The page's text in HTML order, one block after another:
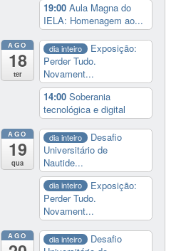
19:00Aula Magna do
IELA: Homenagem ao...
AGO
18
ter
dia inteiro
Exposição:
Perder Tudo.
Novament...
14:00Soberania
tecnológica e digital
AGO
19
qua
dia inteiro
Desafio
Universitário de
Nautide...
dia inteiro
Exposição:
Perder Tudo.
Novament...
AGO dia inteiro
Desafio